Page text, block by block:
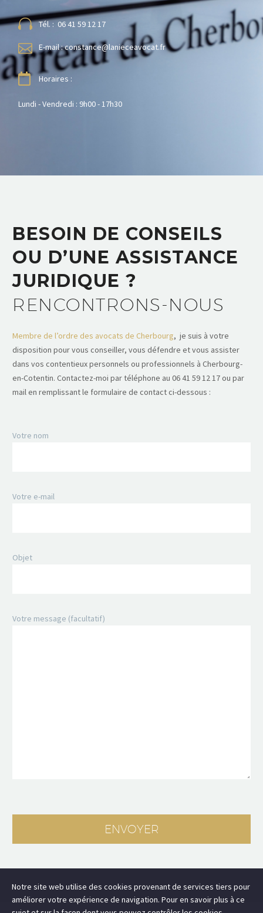
Tél. : 06 41 59 12 17
E-mail : constance@lanieceavocat.fr
Horaires :
Lundi - Vendredi : 9h00 - 17h30
BESOIN DE CONSEILS
OU D’UNE ASSISTANCE
JURIDIQUE ?
RENCONTRONS-NOUS
Membre de l’ordre des avocats de Cherbourg, je suis à votre
disposition pour vous conseiller, vous défendre et vous assister
dans vos contentieux personnels ou professionnels à Cherbourg-
en-Cotentin. Contactez-moi par téléphone au 06 41 59 12 17 ou par
mail en remplissant le formulaire de contact ci-dessous :
Votre nom
Votre e-mail
Objet
Votre message (facultatif)
Notre site web utilise des cookies provenant de services tiers pour
améliorer votre expérience de navigation. Pour en savoir plus à ce